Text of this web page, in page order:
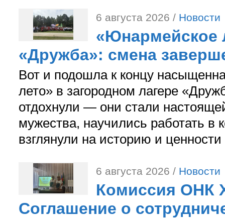
6 августа 2026 / Новости
«Юнармейское
«Дружба»: смена
Вот и подошла к концу
лето» в загородном лагере
отдохнули — они стали
мужества, научились работать в
взглянули на историю и
6 августа 2026 / Новости
Комиссия ОНК
Соглашение о